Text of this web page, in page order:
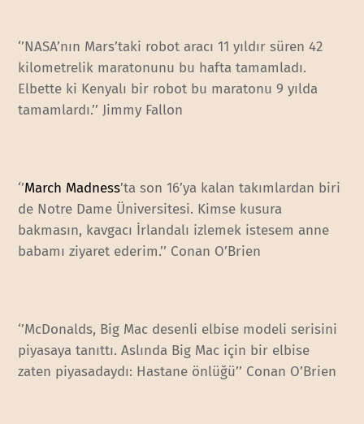
‘’NASA’nın Mars’taki robot aracı 11 yıldır süren 42
kilometrelik maratonunu bu hafta tamamladı.
Elbette ki Kenyalı bir robot bu maratonu 9 yılda
tamamlardı.’’ Jimmy Fallon
‘’March Madness’ta son 16’ya kalan takımlardan biri
de Notre Dame Üniversitesi. Kimse kusura
bakmasın, kavgacı İrlandalı izlemek istesem anne
babamı ziyaret ederim.’’ Conan O’Brien
‘’McDonalds, Big Mac desenli elbise modeli serisini
piyasaya tanıttı. Aslında Big Mac için bir elbise
zaten piyasadaydı: Hastane önlüğü’’ Conan O’Brien